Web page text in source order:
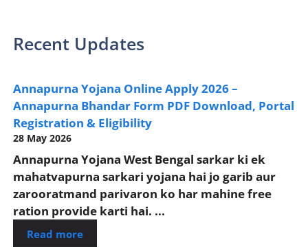
Recent Updates
Annapurna Yojana Online Apply 2026 –
Annapurna Bhandar Form PDF Download, Portal
Registration & Eligibility
28 May 2026
Annapurna Yojana West Bengal sarkar ki ek
mahatvapurna sarkari yojana hai jo garib aur
zarooratmand parivaron ko har mahine free
ration provide karti hai. ...
Read more